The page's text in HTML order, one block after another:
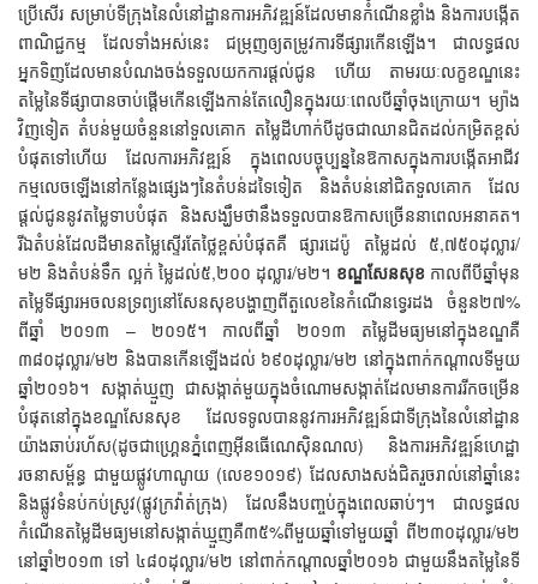
ប្រើសើរ សម្រាប់ទីក្រុងនៃលំនៅដ្ឋានការអភិវឌ្ឍន៍ដែលមានកំណើនខ្លាំង និងការបង្កើត
ពាណិជ្ជកម្ម ដែលទាំងអស់នេះ ជម្រុញឲ្យតម្រូវការទីផ្សារកើនឡើង។ ជាលទ្ធផល
អ្នកទិញដែលមានបំណងចង់ទទួលយកការផ្តល់ជូន ហើយ តាមរយៈលក្ខខណ្ឌនេះ
តម្លៃនៃទីផ្សាបានចាប់ផ្តើមកើនឡើងកាន់តែលឿនក្នុងរយៈពេលបីឆ្នាំចុងក្រោយ។ ម្យ៉ាង
វិញទៀត តំបន់មួយចំនួននៅទួលគោក តម្លៃដីហាក់បីដូចជាឈានជិតដល់កម្រិតខ្ពស់
បំផុតទៅហើយ ដែលការអភិវឌ្ឍន៍ ក្នុងពេលបច្ចុប្បន្ននៃឱកាសក្នុងការបង្កើតអាជីវ
កម្មលេចឡើងនៅកន្លែងផ្សេងៗនៃតំបន់ដទៃទៀត និងតំបន់នៅជិតទួលគោក ដែល
ផ្តល់ជូននូវតម្លៃទាបបំផុត និងសង្ឃឹមថានឹងទទួលបានឱកាសច្រើននាពេលអនាគត។
រីឯតំបន់ដែលដីមានតម្លៃស្ទើរតែថ្លៃខ្ពស់បំផុតគឺ ផ្សារដេប៉ូ តម្លៃដល់ ៥,៧៥០ដុល្លារ/
ម២ និងតំបន់ទឹក ល្អក់ ម្លៃដល់៥,២០០ ដុល្លារ/ម២។ ខណ្ឌសែនសុខ កាលពីបីឆ្នាំមុន
តម្លៃទីផ្សារអចលនទ្រព្យនៅសែនសុខបង្ហាញពីតួលេខនៃកំណើនទ្វេរដង ចំនួន២៧%
ពីឆ្នាំ ២០១៣ – ២០១៥។ កាលពីឆ្នាំ ២០១៣ តម្លៃដីមធ្យមនៅក្នុងខណ្ឌគឺ
៣៨០ដុល្លារ/ម២ និងបានកើនឡើងដល់ ៦៩០ដុល្លារ/ម២ នៅក្នុងពាក់កណ្តាលទីមួយ
ឆ្នាំ២០១៦។ សង្កាត់ឃ្មួញ ជាសង្កាត់មួយក្នុងចំណោមសង្កាត់ដែលមានការរីកចម្រើន
បំផុតនៅក្នុងខណ្ឌសែនសុខ ដែលទទូលបាននូវការអភិវឌ្ឍន៍ជាទីក្រុងនៃលំនៅដ្ឋាន
យ៉ាងឆាប់រហ័ស(ដូចជាហ្គ្រេនភ្នំពេញអ៊ីនធើណេស៊ិនណល) និងការអភិវឌ្ឍន៍ហេដ្ឋា
រចនាសម្ព័ន្ធ ជាមួយផ្លូវហាណូយ (លេខ១០១៩) ដែលសាងសង់ជិតរួចរាល់នៅឆ្នាំនេះ
និងផ្លូវទំនប់កប់ស្រូវ(ផ្លូវក្រវ៉ាត់ក្រុង) ដែលនឹងបញ្ចប់ក្នុងពេលឆាប់ៗ។ ជាលទ្ធផល
កំណើនតម្លៃដីមធ្យមនៅសង្កាត់ឃ្មួញគឺ៣៥%ពីមួយឆ្នាំទៅមួយឆ្នាំ ពី២៣០ដុល្លារ/ម២
នៅឆ្នាំ២០១៣ ទៅ ៤៨០ដុល្លារ/ម២ នៅពាក់កណ្តាលឆ្នាំ២០១៦ ជាមួយនឹងតម្លៃនៃទី